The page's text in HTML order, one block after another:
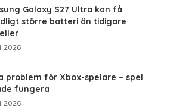
Galaxy S27 Ultra kan få
större batteri än tidigare
2026
problem för Xbox-spelare – spel
fungera
2026